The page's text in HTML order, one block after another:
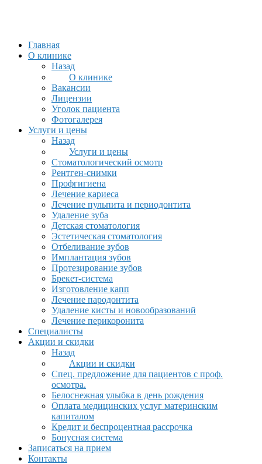
Главная
О клинике
Назад
О клинике
Вакансии
Лицензии
Уголок пациента
Фотогалерея
Услуги и цены
Назад
Услуги и цены
Стоматологический осмотр
Рентген-снимки
Профгигиена
Лечение кариеса
Лечение пульпита и периодонтита
Удаление зуба
Детская стоматология
Эстетическая стоматология
Отбеливание зубов
Имплантация зубов
Протезирование зубов
Брекет-система
Изготовление капп
Лечение пародонтита
Удаление кисты и новообразований
Лечение перикоронита
Специалисты
Акции и скидки
Назад
Акции и скидки
Спец. предложение для пациентов с проф.
осмотра.
Белоснежная улыбка в день рождения
Оплата медицинских услуг материнским
капиталом
Кредит и беспроцентная рассрочка
Бонусная система
Записаться на прием
Контакты